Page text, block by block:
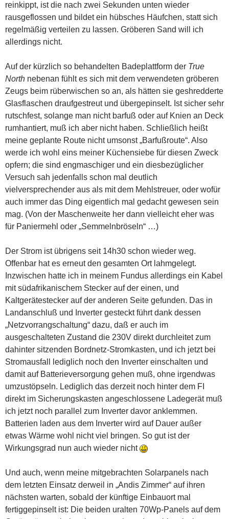
reinkippt, ist die nach zwei Sekunden unten wieder
rausgeflossen und bildet ein hübsches Häufchen, statt sich
regelmäßig verteilen zu lassen. Gröberen Sand will ich
allerdings nicht.
Auf der kürzlich so behandelten Badeplattform der True
North nebenan fühlt es sich mit dem verwendeten gröberen
Zeugs beim rüberwischen so an, als hätten sie geshredderte
Glasflaschen draufgestreut und übergepinselt. Ist sicher sehr
rutschfest, solange man nicht barfuß oder auf Knien an Deck
rumhantiert, muß ich aber nicht haben. Schließlich heißt
meine geplante Route nicht umsonst „Barfußroute“. Also
werde ich wohl eins meiner Küchensiebe für diesen Zweck
opfern; die sind engmaschiger und ein diesbezüglicher
Versuch sah jedenfalls schon mal deutlich
vielversprechender aus als mit dem Mehlstreuer, oder wofür
auch immer das Ding eigentlich mal gedacht gewesen sein
mag. (Von der Maschenweite her dann vielleicht eher was
für Paniermehl oder „Semmelnbröseln“ …)
Der Strom ist übrigens seit 14h30 schon wieder weg.
Offenbar hat es erneut den gesamten Ort lahmgelegt.
Inzwischen hatte ich in meinem Fundus allerdings ein Kabel
mit südafrikanischem Stecker auf der einen, und
Kaltgerätestecker auf der anderen Seite gefunden. Das in
Landanschluß und Inverter gesteckt führt dank dessen
„Netzvorrangschaltung“ dazu, daß er auch im
ausgeschalteten Zustand die 230V direkt durchleitet zum
dahinter sitzenden Bordnetz-Stromkasten, und ich jetzt bei
Stromausfall lediglich noch den Inverter einschalten und
damit auf Batterieversorgung gehen muß, ohne irgendwas
umzustöpseln. Lediglich das derzeit noch hinter dem FI
direkt im Sicherungskasten angeschlossene Ladegerät muß
ich jetzt noch parallel zum Inverter davor anklemmen.
Batterien laden aus dem Inverter wird auf Dauer außer
etwas Wärme wohl nicht viel bringen. So gut ist der
Wirkungsgrad nun auch wieder nicht
Und auch, wenn meine mitgebrachten Solarpanels nach
dem letzten Einsatz derweil in „Andis Zimmer“ auf ihren
nächsten warten, sobald der künftige Einbauort mal
fertiggepinselt ist: Die beiden uralten 70Wp-Panels auf dem